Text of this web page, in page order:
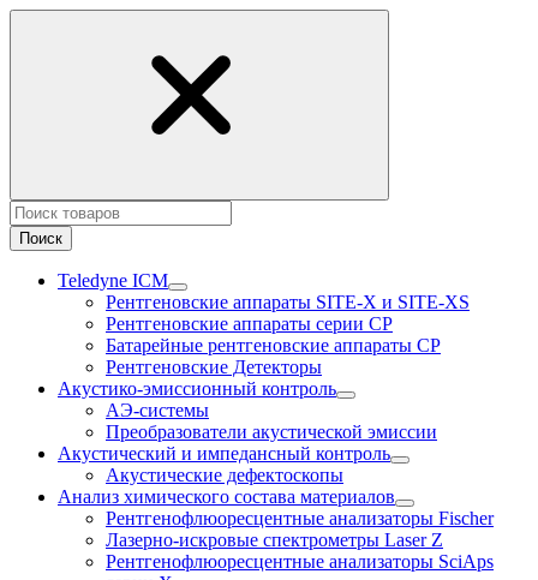
Поиск
Teledyne ICM
Рентгеновские аппараты SITE-X и SITE-XS
Рентгеновские аппараты серии CP
Батарейные рентгеновские аппараты CP
Рентгеновские Детекторы
Акустико-эмисcионный контроль
АЭ-системы
Преобразователи акустической эмиссии
Акустический и импедансный контроль
Акустические дефектоскопы
Анализ химического состава материалов
Рентгенофлюоресцентные анализаторы Fischer
Лазерно-искровые спектрометры Laser Z
Рентгенофлюоресцентные анализаторы SciAps